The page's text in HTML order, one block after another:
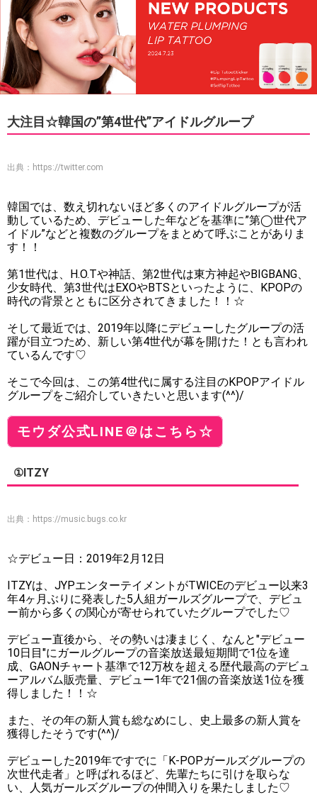
大注目☆韓国の”第4世代”アイドルグループ
出典： https://twitter.com
韓国では、数え切れないほど多くのアイドルグループが活
動しているため、デビューした年などを基準に”第◯世代ア
イドル”などと複数のグループをまとめて呼ぶことがありま
す！！
第1世代は、H.O.Tや神話、第2世代は東方神起やBIGBANG、
少女時代、第3世代はEXOやBTSといったように、KPOPの
時代の背景とともに区分されてきました！！☆
そして最近では、2019年以降にデビューしたグループの活
躍が目立つため、新しい第4世代が幕を開けた！とも言われ
ているんです♡
そこで今回は、この第4世代に属する注目のKPOPアイドル
グループをご紹介していきたいと思います(^^)/
モウダ公式LINE＠はこちら☆
①ITZY
出典： https://music.bugs.co.kr
☆デビュー日：2019年2月12日
ITZYは、JYPエンターテイメントがTWICEのデビュー以来3
年4ヶ月ぶりに発表した5人組ガールズグループで、デビュ
ー前から多くの関心が寄せられていたグループでした♡
デビュー直後から、その勢いは凄まじく、なんと"デビュー
10日目"にガールグループの音楽放送最短期間で1位を達
成、GAONチャート基準で12万枚を超える歴代最高のデビュ
ーアルバム販売量、デビュー1年で21個の音楽放送1位を獲
得しました！！☆
また、その年の新人賞も総なめにし、史上最多の新人賞を
獲得したそうです(^^)/
デビューした2019年ですでに「K-POPガールズグループの
次世代走者」と呼ばれるほど、先輩たちに引けを取らな
い、人気ガールズグループの仲間入りを果たしました♡